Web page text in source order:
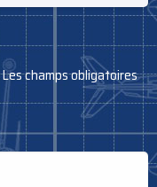
Les champs obligatoires